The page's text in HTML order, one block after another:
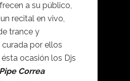
a su público,
recital en vivo,
trance y
por ellos
ocasión los Djs
Pipe Correa